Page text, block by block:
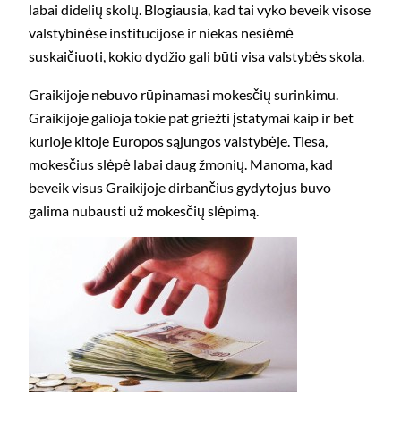
labai didelių skolų. Blogiausia, kad tai vyko beveik visose
valstybinėse institucijose ir niekas nesiėmė
suskaičiuoti, kokio dydžio gali būti visa valstybės skola.
Graikijoje nebuvo rūpinamasi mokesčių surinkimu.
Graikijoje galioja tokie pat griežti įstatymai kaip ir bet
kurioje kitoje Europos sąjungos valstybėje. Tiesa,
mokesčius slėpė labai daug žmonių. Manoma, kad
beveik visus Graikijoje dirbančius gydytojus buvo
galima nubausti už mokesčių slėpimą.